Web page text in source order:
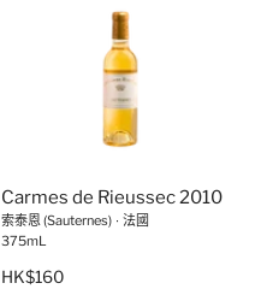
Carmes de Rieussec 2010
索泰恩 (Sauternes) ∙ 法國
375mL
HK$160